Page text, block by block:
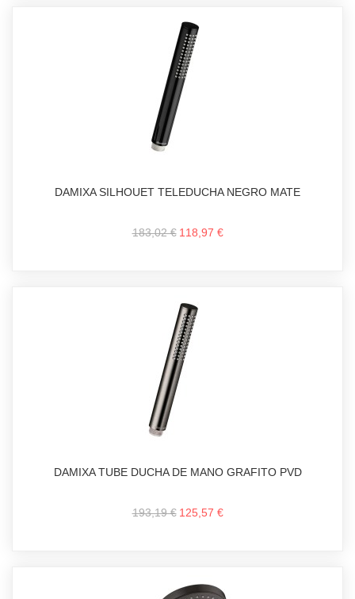
DAMIXA SILHOUET TELEDUCHA NEGRO MATE
183,02 € 118,97 €
DAMIXA TUBE DUCHA DE MANO GRAFITO PVD
193,19 € 125,57 €